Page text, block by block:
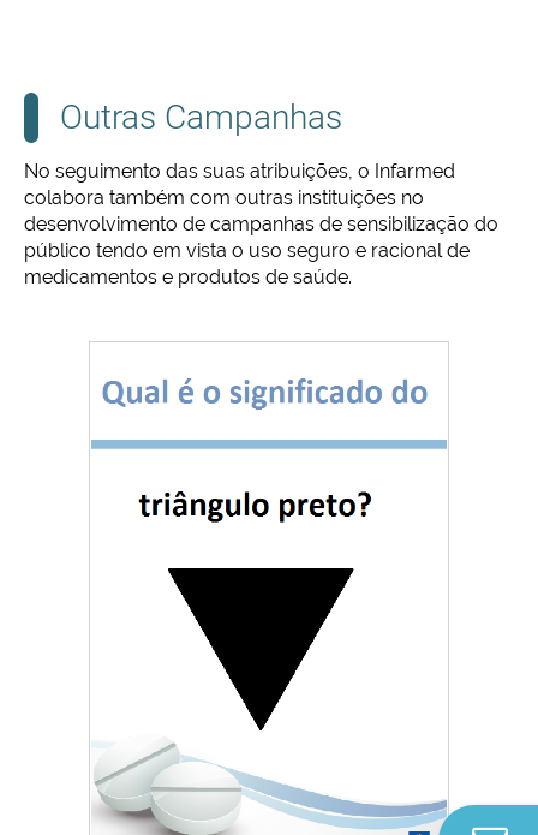
Outras Campanhas
No seguimento das suas atribuições, o Infarmed
colabora também com outras instituições no
desenvolvimento de campanhas de sensibilização do
público tendo em vista o uso seguro e racional de
medicamentos e produtos de saúde.